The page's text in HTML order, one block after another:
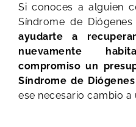
Si conoces a alguien
Síndrome de Diógenes
ayudarte a
nuevamente
compromiso un
Síndrome de Diógenes
ese necesario cambio a